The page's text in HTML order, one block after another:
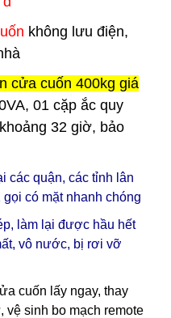
không lưu điện,
cửa cuốn 400kg giá
01 cặp ắc quy
32 giờ, bảo
các quận, các tỉnh lân
có mặt nhanh chóng
làm lại được hầu hết
vô nước, bị rơi vỡ
cuốn lấy ngay, thay
vệ sinh bo mạch remote